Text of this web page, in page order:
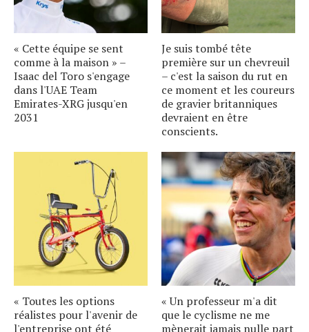
« Cette équipe se sent
comme à la maison » –
Isaac del Toro s'engage
dans l'UAE Team
Emirates-XRG jusqu'en
2031
Je suis tombé tête
première sur un chevreuil
– c'est la saison du rut en
ce moment et les coureurs
de gravier britanniques
devraient en être
conscients.
« Toutes les options
réalistes pour l'avenir de
l'entreprise ont été
« Un professeur m'a dit
que le cyclisme ne me
mènerait jamais nulle part